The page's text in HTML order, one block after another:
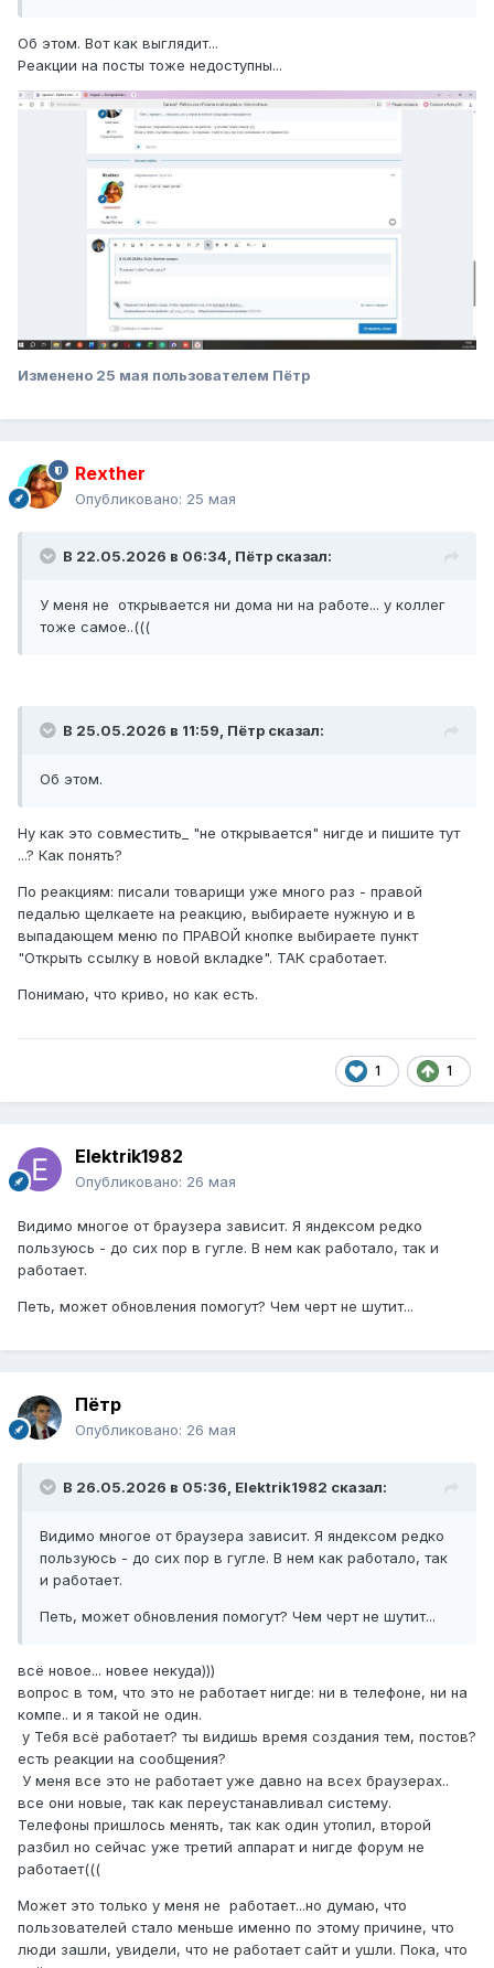
Об этом. Вот как выглядит...
Реакции на посты тоже недоступны...
Изменено 25 мая пользователем Пётр
Rexther
Опубликовано: 25 мая
В 22.05.2026 в 06:34, Пётр сказал:
У меня не открывается ни дома ни на работе... у коллег
тоже самое..(((
В 25.05.2026 в 11:59, Пётр сказал:
Об этом.
Ну как это совместить_ "не открывается" нигде и пишите тут
...? Как понять?
По реакциям: писали товарищи уже много раз - правой
педалью щелкаете на реакцию, выбираете нужную и в
выпадающем меню по ПРАВОЙ кнопке выбираете пункт
"Открыть ссылку в новой вкладке". ТАК сработает.
Понимаю, что криво, но как есть.
1 1
Elektrik1982
Опубликовано: 26 мая
Видимо многое от браузера зависит. Я яндексом редко
пользуюсь - до сих пор в гугле. В нем как работало, так и
работает.
Петь, может обновления помогут? Чем черт не шутит...
Пётр
Опубликовано: 26 мая
В 26.05.2026 в 05:36, Elektrik1982 сказал:
Видимо многое от браузера зависит. Я яндексом редко
пользуюсь - до сих пор в гугле. В нем как работало, так
и работает.
Петь, может обновления помогут? Чем черт не шутит...
всё новое... новее некуда)))
вопрос в том, что это не работает нигде: ни в телефоне, ни на
компе.. и я такой не один.
у Тебя всё работает? ты видишь время создания тем, постов?
есть реакции на сообщения?
У меня все это не работает уже давно на всех браузерах..
все они новые, так как переустанавливал систему.
Телефоны пришлось менять, так как один утопил, второй
разбил но сейчас уже третий аппарат и нигде форум не
работает(((
Может это только у меня не работает...но думаю, что
пользователей стало меньше именно по этому причине, что
люди зашли, увидели, что не работает сайт и ушли. Пока, что